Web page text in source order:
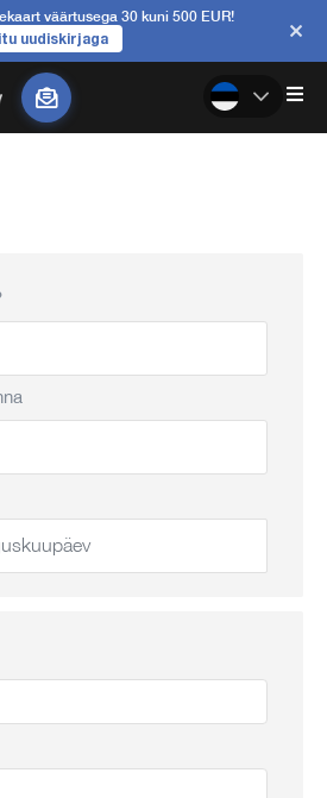
väärtusega 30 kuni 500 EUR!
uudiskirjaga